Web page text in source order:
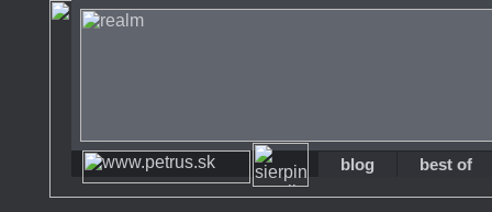
blog best of